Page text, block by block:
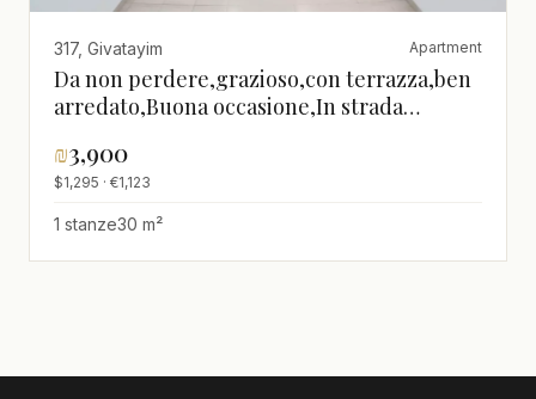
317, Givatayim Apartment
Da non perdere,grazioso,con terrazza,ben
arredato,Buona occasione,In strada
tranquillo,ristrutturato,spazioso
₪3,900
$1,295 · €1,123
1 stanze30 m²